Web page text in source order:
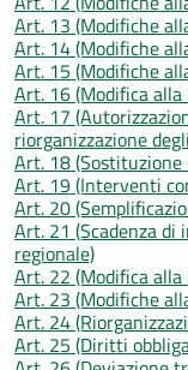
Art. 13 (Modifiche
Art. 14 (Modifiche
Art. 15 (Modifiche
Art. 16 (Modifica
Art. 17
riorganizzazione
Art. 18
Art. 19 (Interventi
Art. 20
Art. 21 (Scadenza
regionale)
Art. 22 (Modifica
Art. 23 (Modifiche
Art. 24
Art. 25 (Diritti